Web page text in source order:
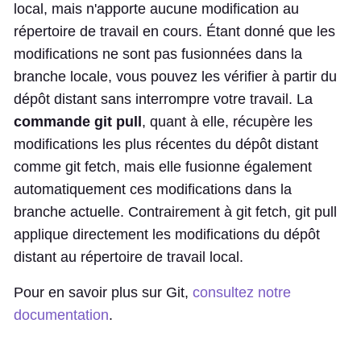
local, mais n'apporte aucune modification au
répertoire de travail en cours. Étant donné que les
modifications ne sont pas fusionnées dans la
branche locale, vous pouvez les vérifier à partir du
dépôt distant sans interrompre votre travail. La
commande git pull , quant à elle, récupère les
modifications les plus récentes du dépôt distant
comme git fetch, mais elle fusionne également
automatiquement ces modifications dans la
branche actuelle. Contrairement à git fetch, git pull
applique directement les modifications du dépôt
distant au répertoire de travail local.
Pour en savoir plus sur Git, consultez notre
documentation.